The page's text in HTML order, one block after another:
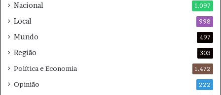
o
r
Nacional 1.097
Local 998
Mundo 497
Região 303
Política e Economia 1.472
Opinião 222